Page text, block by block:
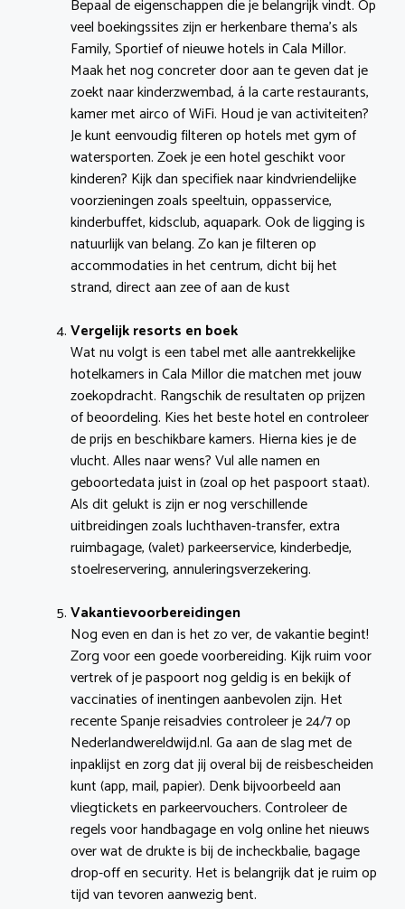
Bepaal de eigenschappen die je belangrijk vindt. Op
veel boekingssites zijn er herkenbare thema’s als
Family, Sportief of nieuwe hotels in Cala Millor.
Maak het nog concreter door aan te geven dat je
zoekt naar kinderzwembad, á la carte restaurants,
kamer met airco of WiFi. Houd je van activiteiten?
Je kunt eenvoudig filteren op hotels met gym of
watersporten. Zoek je een hotel geschikt voor
kinderen? Kijk dan specifiek naar kindvriendelijke
voorzieningen zoals speeltuin, oppasservice,
kinderbuffet, kidsclub, aquapark. Ook de ligging is
natuurlijk van belang. Zo kan je filteren op
accommodaties in het centrum, dicht bij het
strand, direct aan zee of aan de kust
Vergelijk resorts en boek
Wat nu volgt is een tabel met alle aantrekkelijke
hotelkamers in Cala Millor die matchen met jouw
zoekopdracht. Rangschik de resultaten op prijzen
of beoordeling. Kies het beste hotel en controleer
de prijs en beschikbare kamers. Hierna kies je de
vlucht. Alles naar wens? Vul alle namen en
geboortedata juist in (zoal op het paspoort staat).
Als dit gelukt is zijn er nog verschillende
uitbreidingen zoals luchthaven-transfer, extra
ruimbagage, (valet) parkeerservice, kinderbedje,
stoelreservering, annuleringsverzekering.
Vakantievoorbereidingen
Nog even en dan is het zo ver, de vakantie begint!
Zorg voor een goede voorbereiding. Kijk ruim voor
vertrek of je paspoort nog geldig is en bekijk of
vaccinaties of inentingen aanbevolen zijn. Het
recente Spanje reisadvies controleer je 24/7 op
Nederlandwereldwijd.nl. Ga aan de slag met de
inpaklijst en zorg dat jij overal bij de reisbescheiden
kunt (app, mail, papier). Denk bijvoorbeeld aan
vliegtickets en parkeervouchers. Controleer de
regels voor handbagage en volg online het nieuws
over wat de drukte is bij de incheckbalie, bagage
drop-off en security. Het is belangrijk dat je ruim op
tijd van tevoren aanwezig bent.